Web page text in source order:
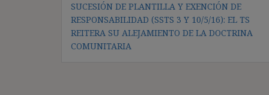
de
entradas
SUCESIÓN DE PLANTILLA Y EXENCIÓN DE
RESPONSABILIDAD (SSTS 3 Y 10/5/16): EL TS
REITERA SU ALEJAMIENTO DE LA DOCTRINA
COMUNITARIA